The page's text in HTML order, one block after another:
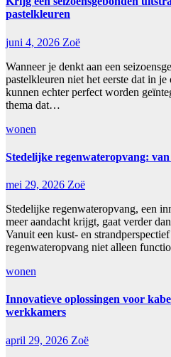
pastelkleuren
juni 4, 2026 Zoë
Wanneer je denkt aan een
pastelkleuren niet het eerste dat in
kunnen echter perfect worden
thema dat…
wonen
Stedelijke regenwateropvang:
mei 29, 2026 Zoë
Stedelijke regenwateropvang, een
meer aandacht krijgt, gaat verder
Vanuit een kust- en
regenwateropvang niet alleen
wonen
Innovatieve oplossingen voor
werkkamers
april 29, 2026 Zoë